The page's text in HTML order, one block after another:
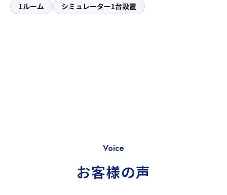
1ルーム シミュレーター1台設置
Voice
お客様の声